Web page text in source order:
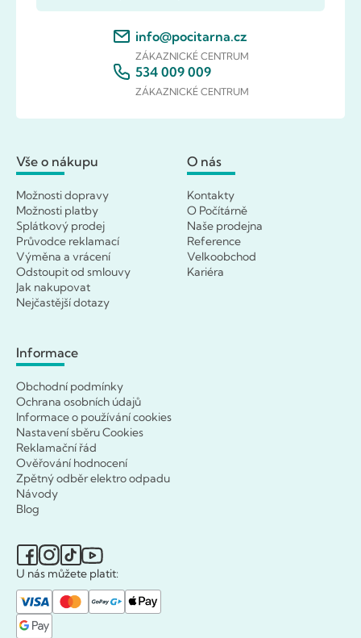
info@pocitarna.cz
ZÁKAZNICKÉ CENTRUM
534 009 009
ZÁKAZNICKÉ CENTRUM
Vše o nákupu
Možnosti dopravy
Možnosti platby
Splátkový prodej
Průvodce reklamací
Výměna a vrácení
Odstoupit od smlouvy
Jak nakupovat
Nejčastější dotazy
O nás
Kontakty
O Počítárně
Naše prodejna
Reference
Velkoobchod
Kariéra
Informace
Obchodní podmínky
Ochrana osobních údajů
Informace o používání cookies
Nastavení sběru Cookies
Reklamační řád
Ověřování hodnocení
Zpětný odběr elektro odpadu
Návody
Blog
U nás můžete platit: